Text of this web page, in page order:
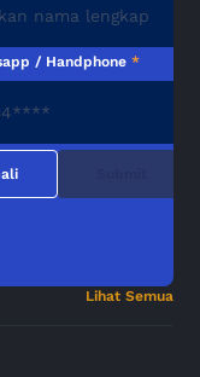
/ Handphone*
Lihat Semua